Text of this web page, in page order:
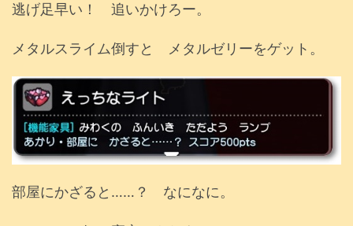
逃げ足早い！ 追いかけろー。
メタルスライム倒すと メタルゼリーをゲット。
部屋にかざると……？ なになに。